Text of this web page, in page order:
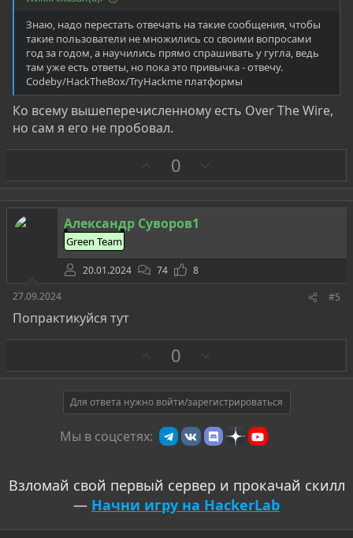
Знаю, надо перестать отвечать на такие сообщения, чтобы
такие пользователи не множились со своими вопросами
год за годом, а научились прямо спрашивать у гугла, ведь
там уже есть ответы, но пока это привычка - отвечу.
Codeby/HackTheBox/TryHackme платформы
Ко всему вышеперечисленному есть Over The Wire,
но сам я его не пробовал.
а
0
р
о
Александр Суворов1
Green Team
20.01.2024 74
8
27.09.2024
#5
Попрактикуйся тут
а
0
р
о
т
и
в
Для ответа нужно войти/зарегистрироваться
Мы в соцсетях:
Взломай свой первый сервер и прокачай скилл
— Начни игру на HackerLab